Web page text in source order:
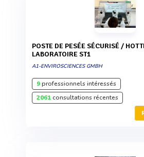
POSTE DE PESÉE SÉCURISÉ / HOTTE CHIMIQUE DE
LABORATOIRE ST1
A1-ENVIROSCIENCES GMBH
9professionnels intéressés
2061consultations récentes